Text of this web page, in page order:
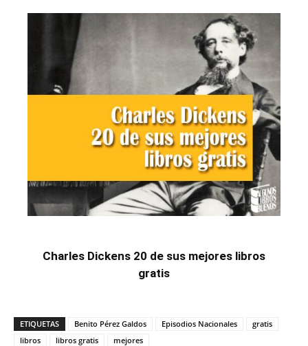
Charles Dickens 20 de sus mejores libros
gratis
ETIQUETAS Benito Pérez Galdos Episodios Nacionales
gratis
libros
libros gratis mejores